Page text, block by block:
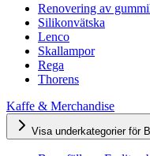
Renovering av
Silikonvätska
Lenco
Skallampor
Rega
Thorens
Kaffe & Merchandise
Visa underkategorier för